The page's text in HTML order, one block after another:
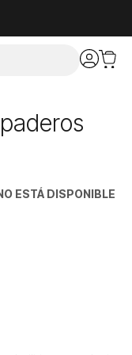
ESTÁ DISPONIBLE